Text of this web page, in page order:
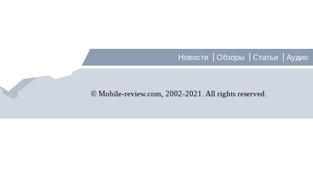
Новости Обзоры Статьи Аудио
© Mobile-review.com, 2002-2021. All rights reserved.